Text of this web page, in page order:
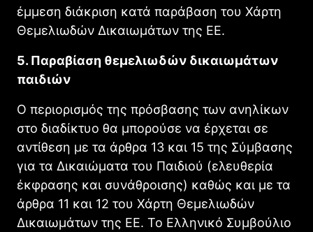
έμμεση διάκριση κατά παράβαση του Χάρτη
Θεμελιωδών Δικαιωμάτων της ΕΕ.
5. Παραβίαση θεμελιωδών δικαιωμάτων
παιδιών
Ο περιορισμός της πρόσβασης των ανηλίκων
στο διαδίκτυο θα μπορούσε να έρχεται σε
αντίθεση με τα άρθρα 13 και 15 της Σύμβασης
για τα Δικαιώματα του Παιδιού (ελευθερία
έκφρασης και συνάθροισης) καθώς και με τα
άρθρα 11 και 12 του Χάρτη Θεμελιωδών
Δικαιωμάτων της ΕΕ. Το Ελληνικό Συμβούλιο